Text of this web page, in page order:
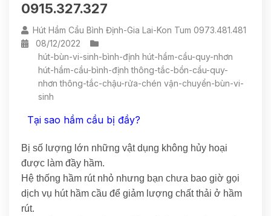
0915.327.327
Hút Hầm Cầu Bình Định-Gia Lai-Kon Tum 0973.481.481
08/12/2022
hút-bùn-vi-sinh-bình-định hút-hầm-cầu-quy-nhơn
hút-hầm-cầu-bình-định thông-tắc-bồn-cầu-quy-
nhơn thông-tắc-chậu-rửa-chén vận-chuyển-bùn-vi-
sinh
Tại sao hầm cầu bị đầy?
Bị số lượng lớn những vật dụng không hủy hoại
được làm đầy hầm.
Hệ thống hầm rút nhỏ nhưng bạn chưa bao giờ gọi
dịch vụ hút hầm cầu để giảm lượng chất thải ở hầm
rút.